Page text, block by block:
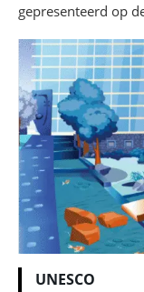
gepresenteerd op
UNESCO